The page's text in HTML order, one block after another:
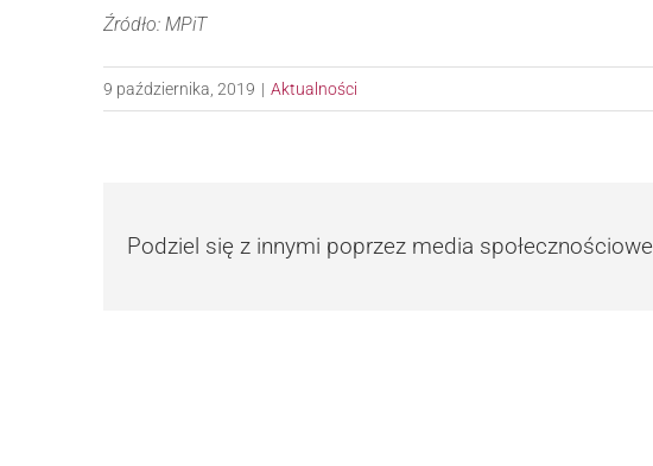
Źródło: MPiT
9 października, 2019 | Aktualności
Podziel się z innymi poprzez media społecznościowe